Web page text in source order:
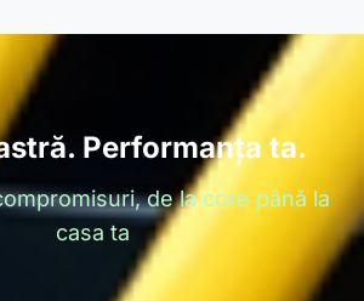
Performanța ta.
de la core până la
casa ta